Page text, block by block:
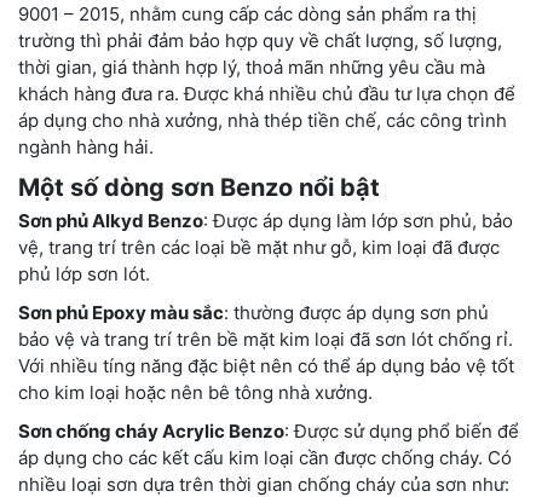
9001 – 2015, nhằm cung cấp các dòng sản phẩm ra thị
trường thì phải đảm bảo hợp quy về chất lượng, số lượng,
thời gian, giá thành hợp lý, thoả mãn những yêu cầu mà
khách hàng đưa ra. Được khá nhiều chủ đầu tư lựa chọn để
áp dụng cho nhà xưởng, nhà thép tiền chế, các công trình
ngành hàng hải.
Một số dòng sơn Benzo nổi bật
Sơn phủ Alkyd Benzo: Được áp dụng làm lớp sơn phủ, bảo
vệ, trang trí trên các loại bề mặt như gỗ, kim loại đã được
phủ lớp sơn lót.
Sơn phủ Epoxy màu sắc: thường được áp dụng sơn phủ
bảo vệ và trang trí trên bề mặt kim loại đã sơn lót chống rỉ.
Với nhiều tíng năng đặc biệt nên có thể áp dụng bảo vệ tốt
cho kim loại hoặc nên bê tông nhà xưởng.
Sơn chống cháy Acrylic Benzo: Được sử dụng phổ biến để
áp dụng cho các kết cấu kim loại cần được chống cháy. Có
nhiều loại sơn dựa trên thời gian chống cháy của sơn như: